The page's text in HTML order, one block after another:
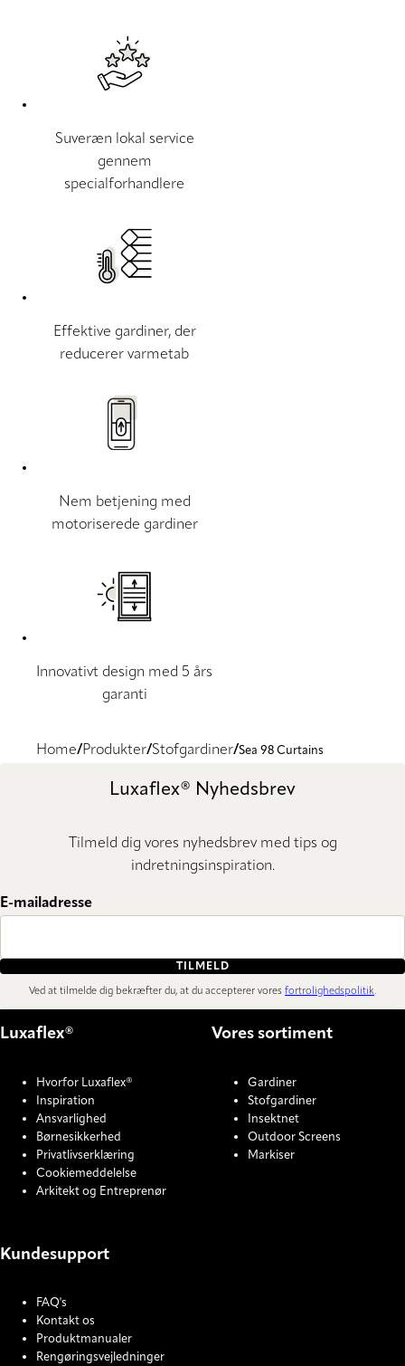
Suveræn lokal service
gennem
specialforhandlere
Effektive gardiner, der
reducerer varmetab
Nem betjening med
motoriserede gardiner
Innovativt design med 5 års
garanti
Home Produkter Stofgardiner Sea 98 Curtains
Luxaflex® Nyhedsbrev
Tilmeld dig vores nyhedsbrev med tips og
indretningsinspiration.
E-mailadresse
TILMELD
Ved at tilmelde dig bekræfter du, at du accepterer vores fortrolighedspolitik.
Luxaflex®
Hvorfor Luxaflex®
Inspiration
Ansvarlighed
Børnesikkerhed
Privatlivserklæring
Cookiemeddelelse
Arkitekt og Entreprenør
Vores sortiment
Gardiner
Stofgardiner
Insektnet
Outdoor Screens
Markiser
Kundesupport
FAQ's
Kontakt os
Produktmanualer
Rengøringsvejledninger